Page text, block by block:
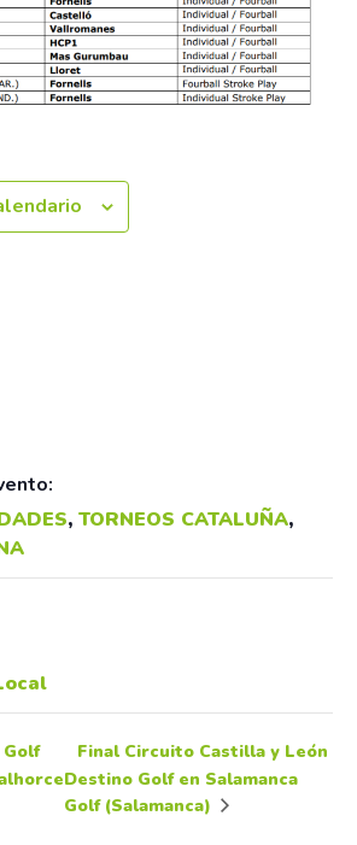
, TORNEOS CATALUÑA,
Final Circuito Castilla y León
Destino Golf en Salamanca
Golf (Salamanca)